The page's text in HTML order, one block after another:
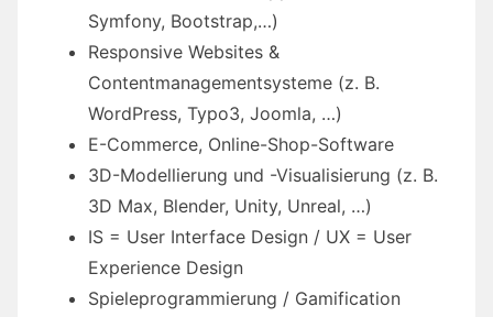
Symfony, Bootstrap,…)
Responsive Websites &
Contentmanagementsysteme (z. B.
WordPress, Typo3, Joomla, …)
E-Commerce, Online-Shop-Software
3D-Modellierung und -Visualisierung (z. B.
3D Max, Blender, Unity, Unreal, …)
IS = User Interface Design / UX = User
Experience Design
Spieleprogrammierung / Gamification